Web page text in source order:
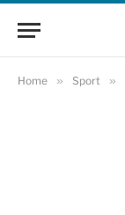
Home » Sport »